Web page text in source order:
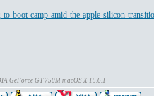
to-boot-camp-amid-the-apple-silicon-
GeForce GT 750M macOS X 15.6.1